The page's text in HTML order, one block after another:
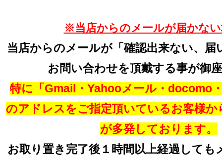
※当店からのメールが届かな
当店からのメールが「確認出来ない、届
お問い合わせを頂戴する事が御
特に「Gmail・Yahooメール・docomo
のアドレスをご指定頂いているお客様
が多発しております。
お取り置き完了後１時間以上経過しても